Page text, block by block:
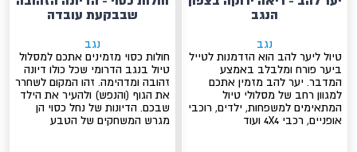
הנגב
נגב
טיול ליער להב הוא הזדמנות לטייל
ביער פורח ומלבלב באמצע
המדבר. יער להב מזמין אתכם
למגוון רחב של מסלולי טיול
המתאימים למשפחות, ילדים, רוכבי
אופניים, רכבי 4X4 ועוד
שבבקעת עובדה
נגב
חולות כסוי מזמינים אתכם למסלול
טיול בנגב הדרומי שכל כולו דיונה
זהובה ומדהימה. זהו המקום לשחרר
את הגוף (והנפש) ולהעיר את הילד
שבכם. הדיונות של נחל כסוי הן
מגרש המשחקים של הטבע